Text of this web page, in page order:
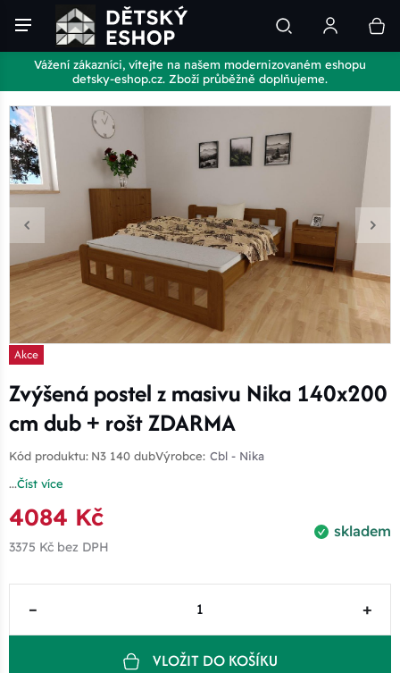
Vážení zákazníci, vítejte na našem modernizovaném eshopu
detsky-eshop.cz. Zboží průběžně doplňujeme.
Akce
Zvýšená postel z masivu Nika 140x200
cm dub + rošt ZDARMA
Kód produktu: N3 140 dubVýrobce: Cbl - Nika
...Číst více
skladem
4084 Kč
3375 Kč bez DPH
– +
VLOŽIT DO KOŠÍKU